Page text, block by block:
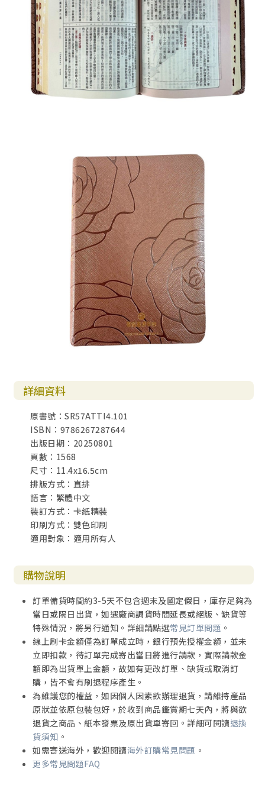
詳細資料
原書號：SR57ATTI4.101
ISBN：9786267287644
出版日期：20250801
頁數：1568
尺寸：11.4x16.5cm
排版方式：直排
語言：繁體中文
裝訂方式：卡紙精裝
印刷方式：雙色印刷
適用對象：適用所有人
購物說明
訂單備貨時間約3-5天不包含週末及國定假日，庫存足夠為
當日或隔日出貨，如遇廠商調貨時間延長或絕版、缺貨等
特殊情況，將另行通知。詳細請點選常見訂單問題 。
線上刷卡金額僅為訂單成立時，銀行預先授權金額，並未
立即扣款，待訂單完成寄出當日將進行請款，實際請款金
額即為出貨單上金額，故如有更改訂單、缺貨或取消訂
購，皆不會有刷退程序產生。
為維護您的權益，如因個人因素欲辦理退貨，請維持產品
原狀並依原包裝包好，於收到商品鑑賞期七天內，將與欲
退貨之商品、紙本發票及原出貨單寄回。詳細可閱讀退換
貨須知 。
如需寄送海外，歡迎閱讀海外訂購常見問題 。
更多常見問題FAQ